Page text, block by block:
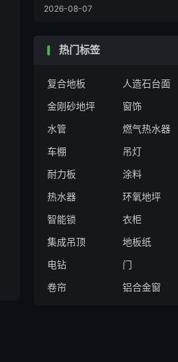
2026-08-07
热门标签
复合地板 人造石台面
金刚砂地坪
窗饰
水管
燃气热水器
车棚
吊灯
耐力板
涂料
热水器
环氧地坪
智能锁
衣柜
集成吊顶
地板纸
电钻
门
卷帘
铝合金窗